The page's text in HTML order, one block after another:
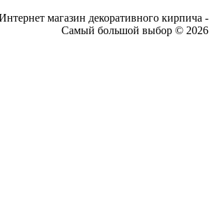
магазин декоративного кирпича -
Самый большой выбор © 2026